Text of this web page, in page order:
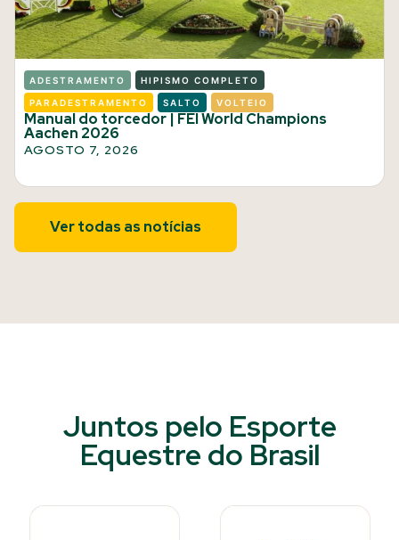
ADESTRAMENTO HIPISMO COMPLETO
PARADESTRAMENTO SALTO VOLTEIO
Manual do torcedor | FEI World Champions
Aachen 2026
AGOSTO 7, 2026
Ver todas as notícias
Juntos pelo Esporte
Equestre do Brasil​